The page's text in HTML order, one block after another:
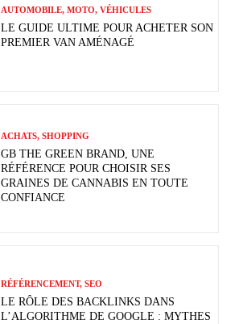
AUTOMOBILE, MOTO, VÉHICULES
LE GUIDE ULTIME POUR ACHETER SON
PREMIER VAN AMÉNAGÉ
ACHATS, SHOPPING
GB THE GREEN BRAND, UNE
RÉFÉRENCE POUR CHOISIR SES
GRAINES DE CANNABIS EN TOUTE
CONFIANCE
RÉFÉRENCEMENT, SEO
LE RÔLE DES BACKLINKS DANS
L’ALGORITHME DE GOOGLE : MYTHES